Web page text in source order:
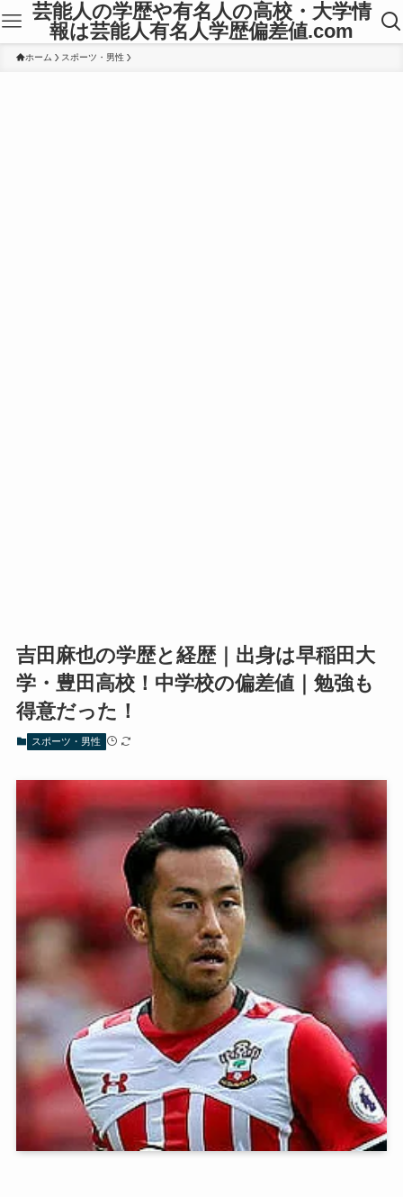
芸能人の学歴や有名人の高校・大学情
報は芸能人有名人学歴偏差値.com
ホーム スポーツ・男性
吉田麻也の学歴と経歴｜出身は早稲田大
学・豊田高校！中学校の偏差値｜勉強も
得意だった！
スポーツ・男性